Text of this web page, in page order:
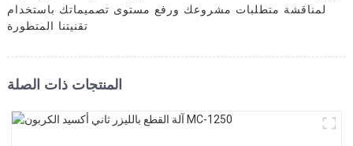
لمناقشة متطلبات مشروعك ورفع مستوى تصميماتك باستخدام
تقنيتنا المتطورة
المنتجات ذات الصلة